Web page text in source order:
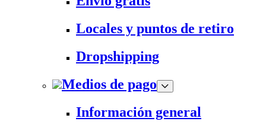
Locales y puntos de retiro
Dropshipping
Medios de pago
Información general